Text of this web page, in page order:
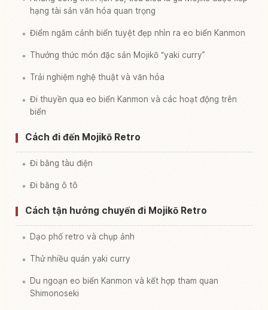
hạng tài sản văn hóa quan trọng
Điểm ngắm cảnh biển tuyệt đẹp nhìn ra eo biển Kanmon
Thưởng thức món đặc sản Mojikō “yaki curry”
Trải nghiệm nghệ thuật và văn hóa
Đi thuyền qua eo biển Kanmon và các hoạt động trên
biển
Cách đi đến Mojikō Retro
Đi bằng tàu điện
Đi bằng ô tô
Cách tận hưởng chuyến đi Mojikō Retro
Dạo phố retro và chụp ảnh
Thử nhiều quán yaki curry
Du ngoạn eo biển Kanmon và kết hợp tham quan
Shimonoseki